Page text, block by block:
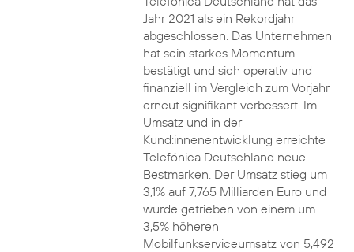
Jahr 2021 als ein Rekordjahr
abgeschlossen. Das Unternehmen
hat sein starkes Momentum
bestätigt und sich operativ und
finanziell im Vergleich zum Vorjahr
erneut signifikant verbessert. Im
Umsatz und in der
Kund:innenentwicklung erreichte
Telefónica Deutschland neue
Bestmarken. Der Umsatz stieg um
3,1% auf 7,765 Milliarden Euro und
wurde getrieben von einem um
3,5% höheren
Mobilfunkserviceumsatz von 5,492